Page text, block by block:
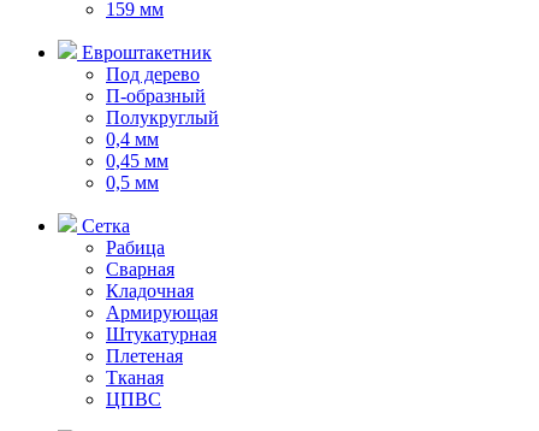
159 мм
Евроштакетник
Под дерево
П-образный
Полукруглый
0,4 мм
0,45 мм
0,5 мм
Сетка
Рабица
Сварная
Кладочная
Армирующая
Штукатурная
Плетеная
Тканая
ЦПВС